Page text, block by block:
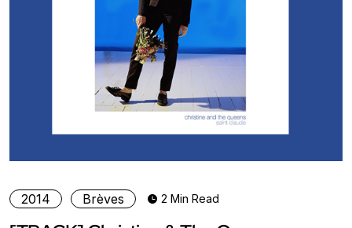
2014 Brèves 2 Min Read